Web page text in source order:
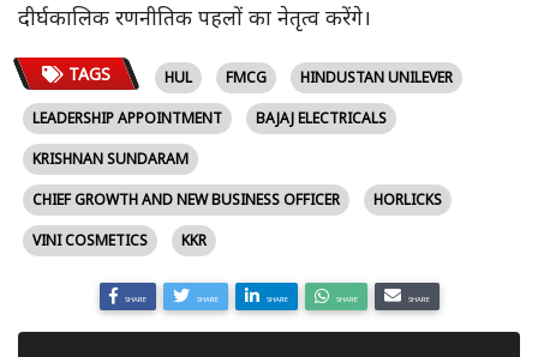
दीर्घकालिक रणनीतिक पहलों का नेतृत्व करेंगे।
TAGS HUL FMCG
HINDUSTAN UNILEVER
LEADERSHIP APPOINTMENT
BAJAJ ELECTRICALS
KRISHNAN SUNDARAM
CHIEF GROWTH AND NEW BUSINESS OFFICER
HORLICKS
VINI COSMETICS
KKR
SHARE SHARE SHARE SHARE SHARE